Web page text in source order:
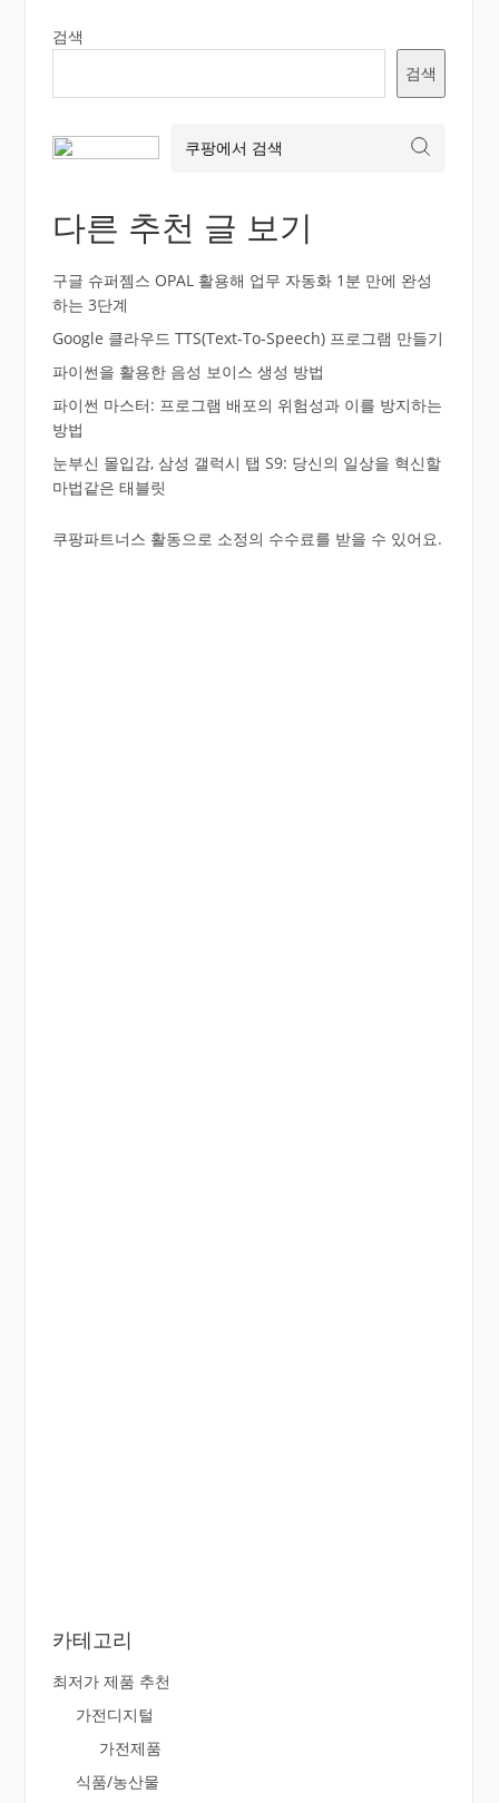
검색
검색
다른 추천 글 보기
구글 슈퍼젬스 OPAL 활용해 업무 자동화 1분 만에 완성
하는 3단계
Google 클라우드 TTS(Text-To-Speech) 프로그램 만들기
파이썬을 활용한 음성 보이스 생성 방법
파이썬 마스터: 프로그램 배포의 위험성과 이를 방지하는
방법
눈부신 몰입감, 삼성 갤럭시 탭 S9: 당신의 일상을 혁신할
마법같은 태블릿
쿠팡파트너스 활동으로 소정의 수수료를 받을 수 있어요.
카테고리
최저가 제품 추천
가전디지털
가전제품
식품/농산물